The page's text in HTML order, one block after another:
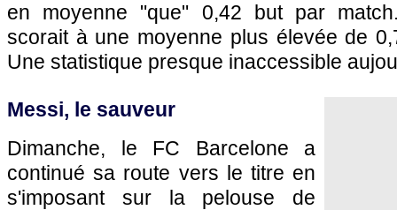
en moyenne "que" 0,42 but par
scorait à une moyenne plus élevée de
Une statistique presque inaccessible
Messi, le sauveur
Dimanche, le FC Barcelone a
continué sa route vers le titre en
s'imposant sur la pelouse de